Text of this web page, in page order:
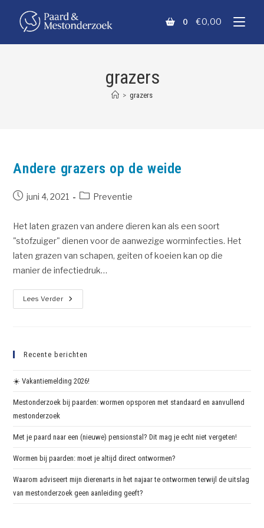
0 €0,00
grazers
> grazers
Andere grazers op de weide
juni 4, 2021 Preventie
Het laten grazen van andere dieren kan als een soort
"stofzuiger" dienen voor de aanwezige worminfecties. Het
laten grazen van schapen, geiten of koeien kan op die
manier de infectiedruk…
Lees Verder
Recente berichten
☀️ Vakantiemelding 2026!
Mestonderzoek bij paarden: wormen opsporen met standaard en aanvullend
mestonderzoek
Met je paard naar een (nieuwe) pensionstal? Dit mag je echt niet vergeten!
Wormen bij paarden: moet je altijd direct ontwormen?
Waarom adviseert mijn dierenarts in het najaar te ontwormen terwijl de uitslag
van mestonderzoek geen aanleiding geeft?